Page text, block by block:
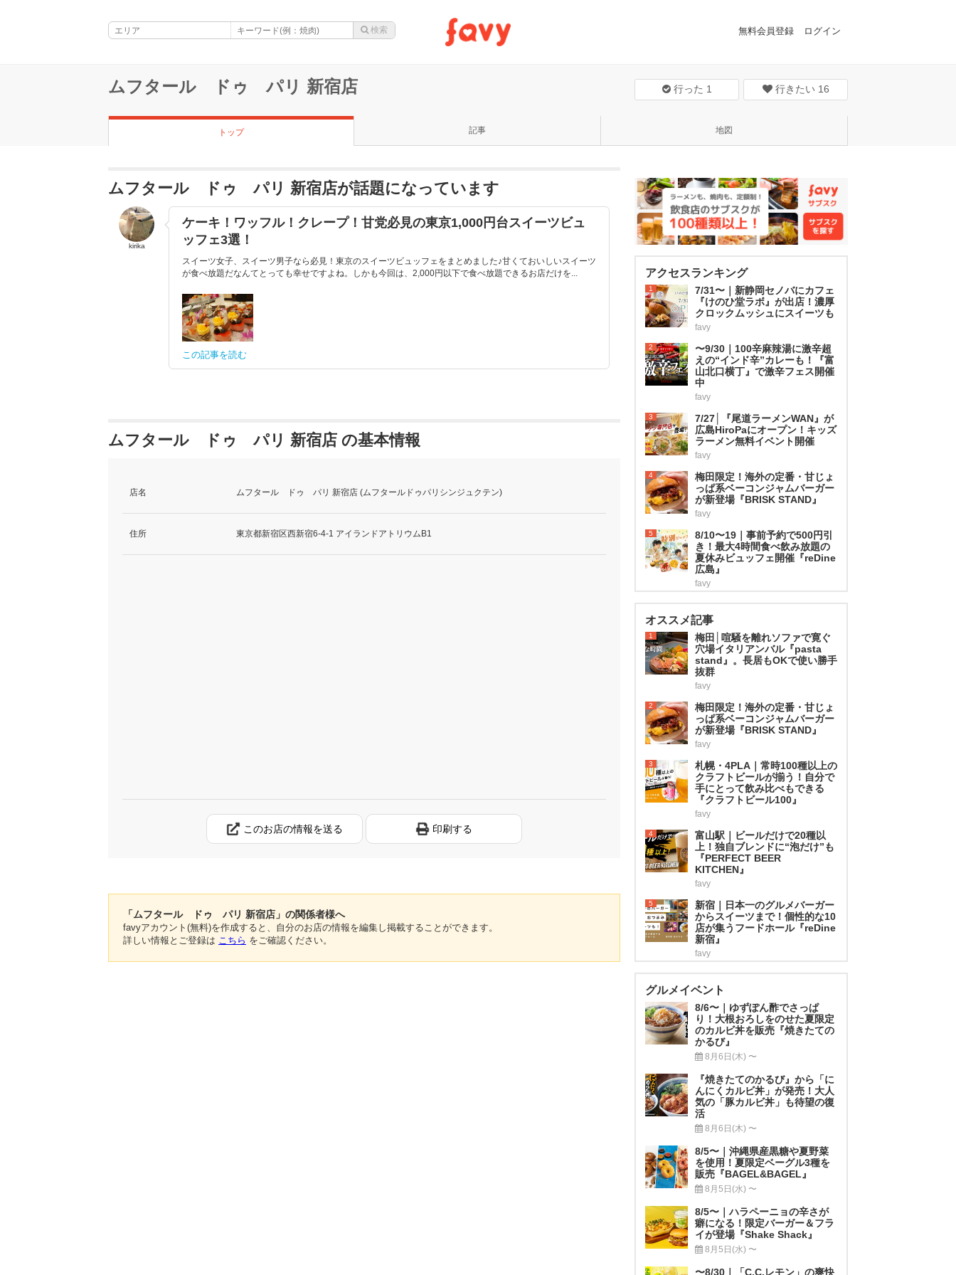
無料会員登録 ログイン
ムフタール ドゥ パリ 新宿店 行った 1 行きたい 16
トップ 記事 地図
ムフタール ドゥ パリ 新宿店が話題になっています
kirika
ケーキ！ワッフル！クレープ！甘党必見の東京1,000円台スイーツビュ
ッフェ3選！
スイーツ女子、スイーツ男子なら必見！東京のスイーツビュッフェをまとめました♪甘くておいしいスイーツ
が食べ放題だなんてとっても幸せですよね。しかも今回は、2,000円以下で食べ放題できるお店だけを...
この記事を読む
ムフタール ドゥ パリ 新宿店 の基本情報
店名 ムフタール ドゥ パリ 新宿店 (ムフタールドゥパリシンジュクテン)
住所 東京都新宿区西新宿6-4-1 アイランドアトリウムB1
このお店の情報を送る 印刷する
「ムフタール ドゥ パリ 新宿店」の関係者様へ
favyアカウント(無料)を作成すると、自分のお店の情報を編集し掲載することができます。
詳しい情報とご登録は こちら をご確認ください。
アクセスランキング
1
7/31〜｜新静岡セノバにカフェ
『けのひ堂ラボ』が出店！濃厚
クロックムッシュにスイーツも
favy
2
〜9/30｜100辛麻辣湯に激辛超
えの“インド辛”カレーも！『富
山北口横丁』で激辛フェス開催
中
favy
3
7/27│『尾道ラーメンWAN』が
広島HiroPaにオープン！キッズ
ラーメン無料イベント開催
favy
4
梅田限定！海外の定番・甘じょ
っぱ系ベーコンジャムバーガー
が新登場『BRISK STAND』
favy
5
8/10〜19｜事前予約で500円引
き！最大4時間食べ飲み放題の
夏休みビュッフェ開催『reDine
広島』
favy
オススメ記事
1
梅田│喧騒を離れソファで寛ぐ
穴場イタリアンバル『pasta
stand』。長居もOKで使い勝手
抜群
favy
2
梅田限定！海外の定番・甘じょ
っぱ系ベーコンジャムバーガー
が新登場『BRISK STAND』
favy
3
札幌・4PLA｜常時100種以上の
クラフトビールが揃う！自分で
手にとって飲み比べもできる
『クラフトビール100』
favy
4
富山駅｜ビールだけで20種以
上！独自ブレンドに“泡だけ”も
『PERFECT BEER
KITCHEN』
favy
5
新宿｜日本一のグルメバーガー
からスイーツまで！個性的な10
店が集うフードホール『reDine
新宿』
favy
グルメイベント
8/6〜｜ゆずぽん酢でさっぱ
り！大根おろしをのせた夏限定
のカルビ丼を販売『焼きたての
かるび』
8月6日(木) 〜
『焼きたてのかるび』から「に
んにくカルビ丼」が発売！大人
気の「豚カルビ丼」も待望の復
活
8月6日(木) 〜
8/5〜｜沖縄県産黒糖や夏野菜
を使用！夏限定ベーグル3種を
販売『BAGEL&BAGEL』
8月5日(水) 〜
8/5〜｜ハラペーニョの辛さが
癖になる！限定バーガー＆フラ
イが登場『Shake Shack』
8月5日(水) 〜
〜8/30｜「C.C.レモン」の爽快